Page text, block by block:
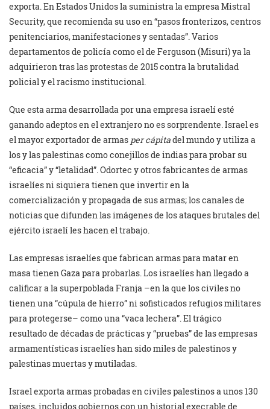
exporta. En Estados Unidos la suministra la empresa Mistral
Security, que recomienda su uso en “pasos fronterizos, centros
penitenciarios, manifestaciones y sentadas”. Varios
departamentos de policía como el de Ferguson (Misuri) ya la
adquirieron tras las protestas de 2015 contra la brutalidad
policial y el racismo institucional.
Que esta arma desarrollada por una empresa israelí esté
ganando adeptos en el extranjero no es sorprendente. Israel es
el mayor exportador de armas per cápitadel mundo y utiliza a
los y las palestinas como conejillos de indias para probar su
“eficacia” y “letalidad”. Odortec y otros fabricantes de armas
israelíes ni siquiera tienen que invertir en la
comercialización y propagada de sus armas; los canales de
noticias que difunden las imágenes de los ataques brutales del
ejército israelí les hacen el trabajo.
Las empresas israelíes que fabrican armas para matar en
masa tienen Gaza para probarlas. Los israelíes han llegado a
calificar a la superpoblada Franja –en la que los civiles no
tienen una “cúpula de hierro” ni sofisticados refugios militares
para protegerse– como una “vaca lechera”. El trágico
resultado de décadas de prácticas y “pruebas” de las empresas
armamentísticas israelíes han sido miles de palestinos y
palestinas muertas y mutiladas.
Israel exporta armas probadas en civiles palestinos a unos 130
países, incluidos gobiernos con un historial execrable de